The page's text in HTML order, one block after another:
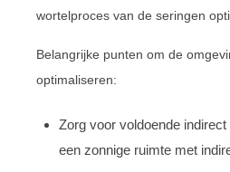
wortelproces van de seringen
Belangrijke punten om de
optimaliseren:
Zorg voor voldoende
een zonnige ruimte met